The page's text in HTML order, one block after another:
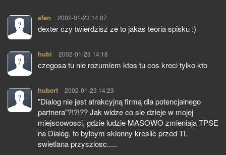
efen pisze:
2002-01-23 14:07
dexter czy twierdzisz ze to jakas teoria spisku :)
hubi pisze:
2002-01-23 14:18
czegosa tu nie rozumiem ktos tu cos kreci tylko kto
hubert pisze:
2002-01-23 14:23
"Dialog nie jest atrakcyjną firmą dla potencjalnego
partnera"?!?!?? Jak widze co sie dzieje w mojej
miejscowosci, gdzie ludzie MASOWO zmieniaja TPSE
na Dialog, to bylbym sklonny kreslic przed TL
swietlana przyszlosc.....